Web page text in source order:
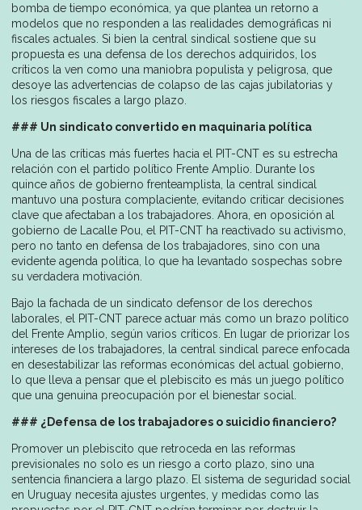
bomba de tiempo económica, ya que plantea un retorno a
modelos que no responden a las realidades demográficas ni
fiscales actuales. Si bien la central sindical sostiene que su
propuesta es una defensa de los derechos adquiridos, los
críticos la ven como una maniobra populista y peligrosa, que
desoye las advertencias de colapso de las cajas jubilatorias y
los riesgos fiscales a largo plazo.
### Un sindicato convertido en maquinaria política
Una de las críticas más fuertes hacia el PIT-CNT es su estrecha
relación con el partido político Frente Amplio. Durante los
quince años de gobierno frenteamplista, la central sindical
mantuvo una postura complaciente, evitando criticar decisiones
clave que afectaban a los trabajadores. Ahora, en oposición al
gobierno de Lacalle Pou, el PIT-CNT ha reactivado su activismo,
pero no tanto en defensa de los trabajadores, sino con una
evidente agenda política, lo que ha levantado sospechas sobre
su verdadera motivación.
Bajo la fachada de un sindicato defensor de los derechos
laborales, el PIT-CNT parece actuar más como un brazo político
del Frente Amplio, según varios críticos. En lugar de priorizar los
intereses de los trabajadores, la central sindical parece enfocada
en desestabilizar las reformas económicas del actual gobierno,
lo que lleva a pensar que el plebiscito es más un juego político
que una genuina preocupación por el bienestar social.
### ¿Defensa de los trabajadores o suicidio financiero?
Promover un plebiscito que retroceda en las reformas
previsionales no solo es un riesgo a corto plazo, sino una
sentencia financiera a largo plazo. El sistema de seguridad social
en Uruguay necesita ajustes urgentes, y medidas como las